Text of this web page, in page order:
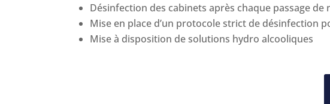
Désinfection des cabinets après chaque passage de
Mise en place d’un protocole strict de désinfection
Mise à disposition de solutions hydro alcooliques